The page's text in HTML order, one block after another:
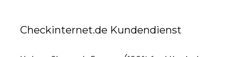
Checkinternet.de Kundendienst